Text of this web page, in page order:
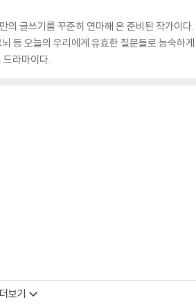
글쓰기를 꾸준히 연마해 온 준비된 작가이
오늘의 우리에게 유효한 질문들로 능숙하게
라마이다.
보기